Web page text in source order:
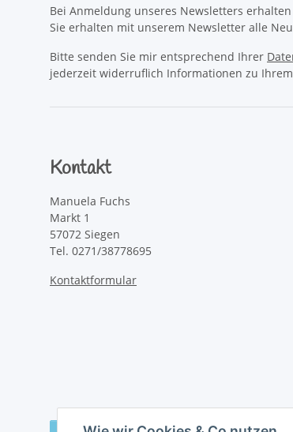
Bei Anmeldung unseres Newsletters
Sie erhalten mit unserem Newsletter alle
Bitte senden Sie mir entsprechend Ihrer
jederzeit widerruflich Informationen zu
Kontakt
Manuela Fuchs
Markt 1
57072 Siegen
Tel. 0271/38778695
Kontaktformular